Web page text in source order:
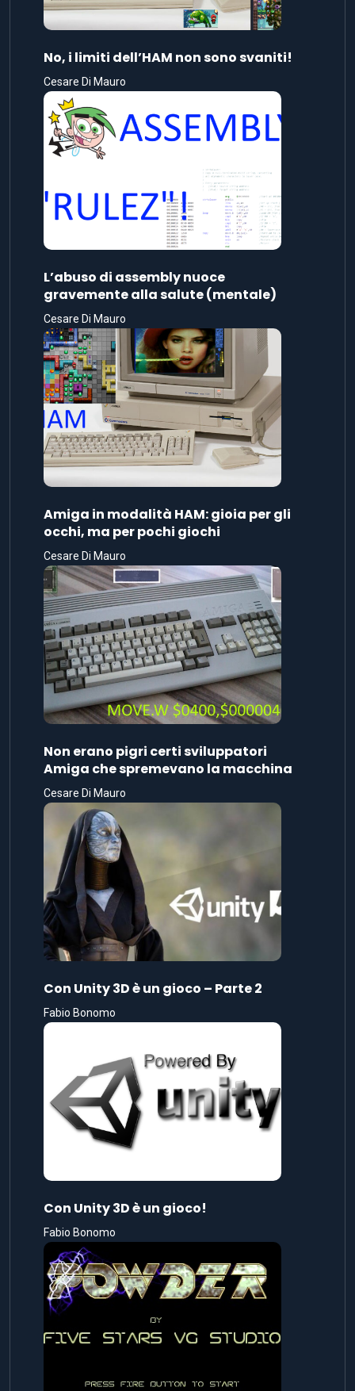
No, i limiti dell’HAM non sono svaniti!
Cesare Di Mauro
L’abuso di assembly nuoce
gravemente alla salute (mentale)
Cesare Di Mauro
Amiga in modalità HAM: gioia per gli
occhi, ma per pochi giochi
Cesare Di Mauro
Non erano pigri certi sviluppatori
Amiga che spremevano la macchina
Cesare Di Mauro
Con Unity 3D è un gioco – Parte 2
Fabio Bonomo
Con Unity 3D è un gioco!
Fabio Bonomo